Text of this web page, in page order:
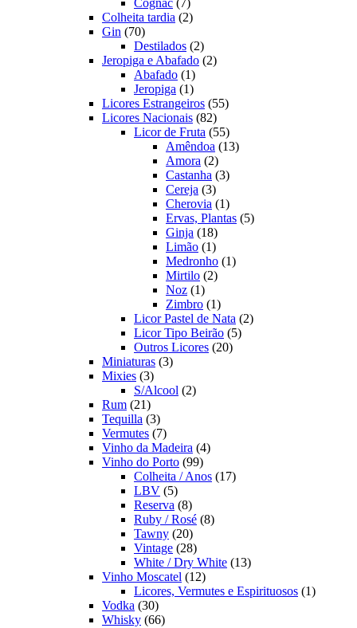
Cognac 7
produtos
Colheita tardia 22
Gin 7070
produtos
Destilados 22
produtos
Jeropiga e Abafado 22
Abafado 11
produto
Jeropiga 11
produto
Licores Estrangeiros 5555
Licores Nacionais 8282
produtos
Licor de Fruta 5555
produtos
Amêndoa 1313
Amora 22
produtos
Castanha 33
Cereja 33
produtos
Cherovia 11
produto
Ervas, Plantas 55
Ginja 1818
produtos
Limão 11
produto
Medronho 11
Mirtilo 22
Noz 11
produto
Zimbro 11
produto
Licor Pastel de Nata 22
Licor Tipo Beirão 55
Outros Licores 2020
Miniaturas 33
Mixies 33
produtos
S/Alcool 22
Rum 2121
produtos
Tequilla 33
produtos
Vermutes 77
produtos
Vinho da Madeira 44
Vinho do Porto 9999
produtos
Colheita / Anos 1717
LBV 55
produtos
Reserva 88
produtos
Ruby / Rosé 88
Tawny 2020
produtos
Vintage 2828
produtos
White / Dry White 1313
Vinho Moscatel 1212
produtos
Licores, Vermutes e Espirituosos 11
Vodka 3030
produtos
Whisky 6666